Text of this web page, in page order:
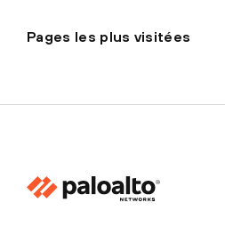
Pages les plus visitées